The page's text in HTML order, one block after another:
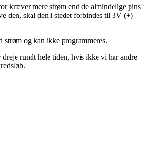
kræver mere strøm end de almindelige pins
den, skal den i stedet forbindes til 3V (+)
strøm og kan ikke programmeres.
rundt hele tiden, hvis ikke vi har andre